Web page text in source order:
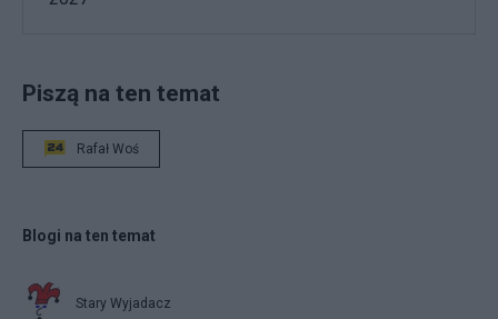
Piszą na ten temat
Rafał Woś
Blogi na ten temat
Stary Wyjadacz